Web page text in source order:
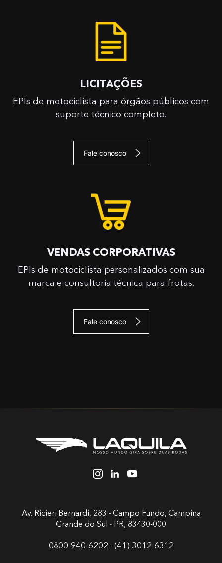
LICITAÇÕES
EPIs de motociclista para órgãos públicos com
suporte técnico completo.
Fale conosco
VENDAS CORPORATIVAS
EPIs de motociclista personalizados com sua
marca e consultoria técnica para frotas.
Fale conosco
Av. Ricieri Bernardi, 283 - Campo Fundo, Campina
Grande do Sul - PR, 83430-000
0800-940-6202 - (41) 3012-6312